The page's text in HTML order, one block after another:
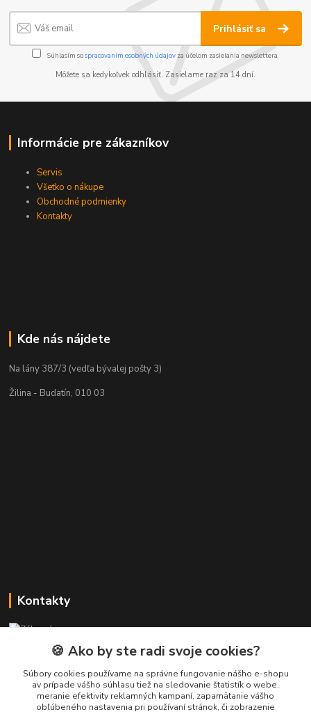
Prihlásiť sa
Súhlasím sospracovaním osobných údajov za účelom zasielania newslettera.
Môžete sa kedykoľvek odhlásiť. Zasielame raz za 14 dní.
Informácie pre zákazníkov
Servis
Všetko o nákupe
Obchodné podmienky
Kontakty
Kde nás nájdete
Na lány 387/3 (vedľa bývalej pošty 3)
Žilina - Budatín, 010 03
Kontakty
+421 911 010 560
Po-Pia, 13-17 hod.
info@presmartfon.sk
🍪 Ako by ste radi svoje cookies?
Súbory cookies používame na správne fungovanie nášho e-shopu
av prípade vášho súhlasu tiež na sledovanie štatistík o webe,
meranie efektivity reklamných kampaní, zapamätanie vášho
obľúbeného nastavenia pri používaní stránok, či zobrazenie